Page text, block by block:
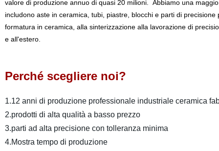
valore di produzione annuo di quasi 20 milioni. Abbiamo una
includono aste in ceramica, tubi, piastre, blocchi e parti di
formatura in ceramica, alla sinterizzazione alla lavorazione di
e all'estero.
Perché scegliere noi?
1.12 anni di produzione professionale industriale ceramica
2.prodotti di alta qualità a basso prezzo
3.parti ad alta precisione con tolleranza minima
4.Mostra tempo di produzione